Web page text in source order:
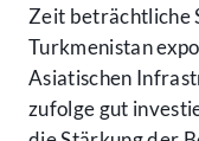
Zeit beträchtliche
Turkmenistan
Asiatischen
zufolge gut